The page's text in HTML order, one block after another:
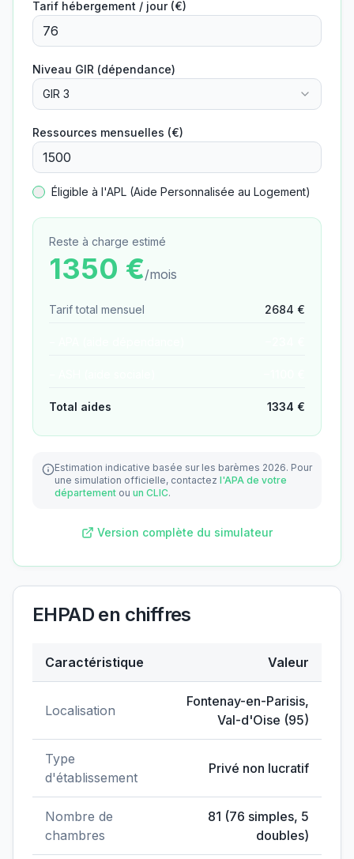
Tarif hébergement / jour (€)
Niveau GIR (dépendance)
GIR 3
Ressources mensuelles (€)
Éligible à l'APL (Aide Personnalisée au Logement)
Reste à charge estimé
1350 €/mois
Tarif total mensuel 2684 €
Total aides 1334 €
Estimation indicative basée sur les barèmes 2026. Pour
une simulation officielle, contactez l'APA de votre
département ou un CLIC.
Version complète du simulateur
EHPAD en chiffres
Caractéristique Valeur
Localisation
Fontenay-en-Parisis,
Val-d'Oise (95)
Type
d'établissement
Privé non lucratif
Nombre de
chambres
81 (76 simples, 5
doubles)